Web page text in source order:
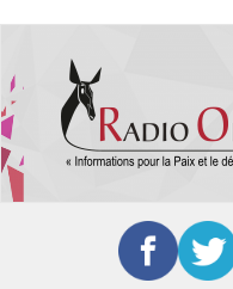
contenu
principal